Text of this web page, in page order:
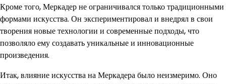
Кроме того, Меркадер не ограничивался только традиционными
формами искусства. Он экспериментировал и внедрял в свои
творения новые технологии и современные подходы, что
позволяло ему создавать уникальные и инновационные
произведения.
Итак, влияние искусства на Меркадера было неизмеримо. Оно